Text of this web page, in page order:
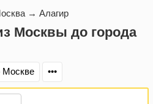
→ Алагир
Москвы до города
Москве •••